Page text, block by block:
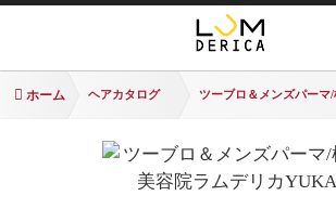
ホーム ヘアカタログ ツーブロ＆メンズパー